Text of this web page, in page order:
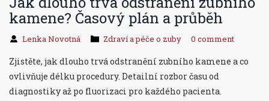
kamene? Časový plán a průběh
Lenka Novotná Zdraví a péče o zuby 0 comment
Zjistěte, jak dlouho trvá odstranění zubního kamene a co
ovlivňuje délku procedury. Detailní rozbor času od
diagnostiky až po fluorizaci pro každého pacienta.